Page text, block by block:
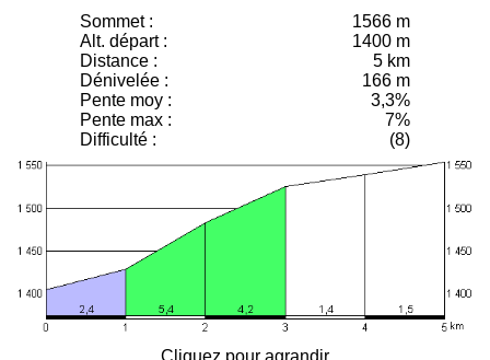
Sommet :
Alt. départ :
Distance :
Dénivelée :
1566 m
1400 m
5 km
166 m
Pente moy:
Pente max :
Difficulté :
3,3%
7%
(8)